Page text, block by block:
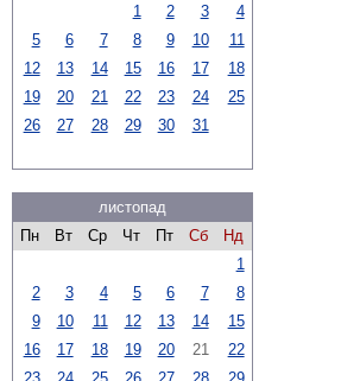
1
2 3
4
5
6 7 8 9 10
11
12
13 14 15 16 17
18
19
20 21 22 23 24
25
26
27 28 29 30 31
листопад
Пн
Вт Ср Чт Пт Сб
Нд
1
2
3 4 5 6 7
8
9
10 11 12 13 14
15
16
17 18 19 20 21
22